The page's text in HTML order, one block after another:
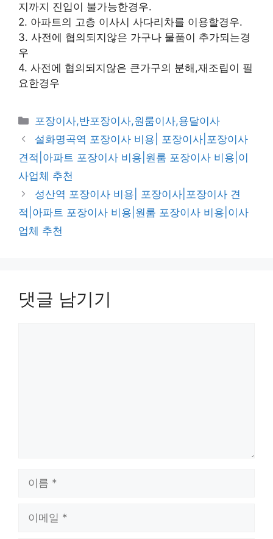
지까지 진입이 불가능한경우.
2. 아파트의 고층 이사시 사다리차를 이용할경우.
3. 사전에 협의되지않은 가구나 물품이 추가되는경
우
4. 사전에 협의되지않은 큰가구의 분해,재조립이 필
요한경우
카
테
고
리
포장이사,반포장이사,원룸이사,용달이사
설화명곡역 포장이사 비용| 포장이사|포장이사
견적|아파트 포장이사 비용|원룸 포장이사 비용|이
사업체 추천
성산역 포장이사 비용| 포장이사|포장이사 견
적|아파트 포장이사 비용|원룸 포장이사 비용|이사
업체 추천
댓글 남기기